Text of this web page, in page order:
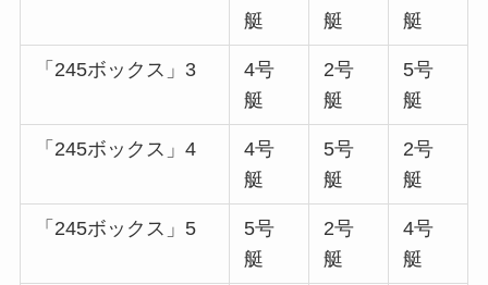
艇
艇
艇
「245ボックス」3
4号
艇
2号
艇
5号
艇
「245ボックス」4
4号
艇
5号
艇
2号
艇
「245ボックス」5
5号
艇
2号
艇
4号
艇